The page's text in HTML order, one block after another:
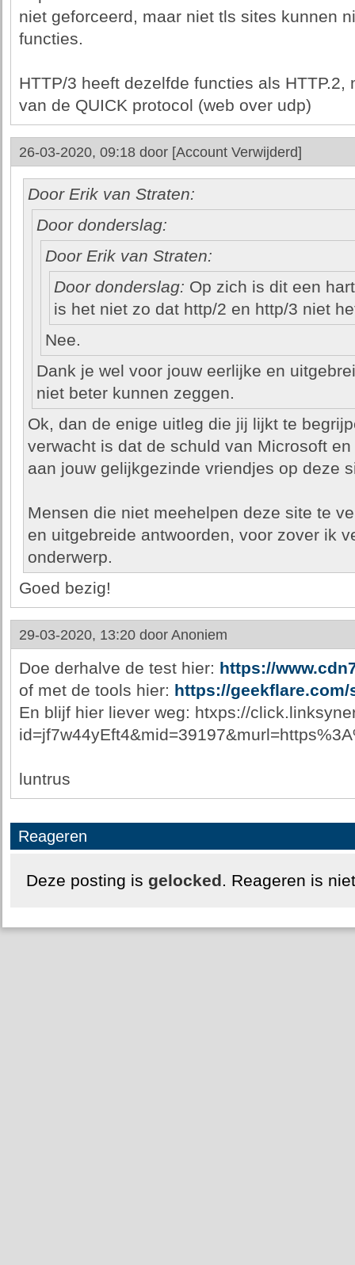
niet geforceerd, maar niet tls sites kunnen
functies.
HTTP/3 heeft dezelfde functies als
van de QUICK protocol (web over udp)
26-03-2020, 09:18 door [Account Verwijderd]
Door Erik van Straten:
Door donderslag:
Door Erik van Straten:
Door donderslag: Op zich is dit een
is het niet zo dat http/2 en http/3 niet
Nee.
Dank je wel voor jouw eerlijke en
niet beter kunnen zeggen.
Ok, dan de enige uitleg die jij lijkt te
verwacht is dat de schuld van Microsoft
aan jouw gelijkgezinde vriendjes op deze
Mensen die niet meehelpen deze site te
en uitgebreide antwoorden, voor zover ik
onderwerp.
Goed bezig!
29-03-2020, 13:20 door Anoniem
Doe derhalve de test hier: https://
of met de tools hier: https://
En blijf hier liever weg: htxps://
luntrus
Reageren
Deze posting is gelocked. Reageren is